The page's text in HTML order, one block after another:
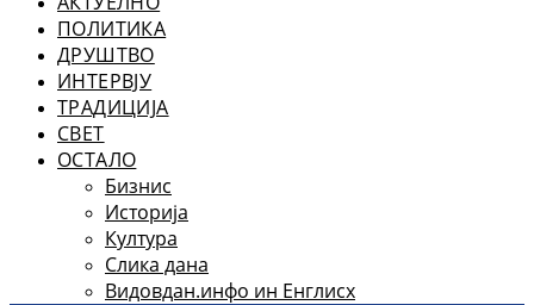
ПОЛИТИКА
ДРУШТВО
ИНТЕРВЈУ
ТРАДИЦИЈА
СВЕТ
ОСТАЛО
Бизнис
Историја
Култура
Слика дана
Видовдан.инфо ин Енглисх